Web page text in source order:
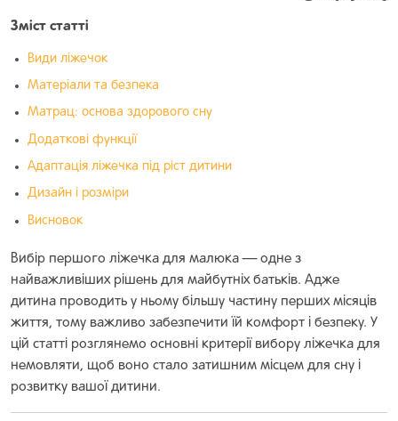
Зміст статті
Види ліжечок
Матеріали та безпека
Матрац: основа здорового сну
Додаткові функції
Адаптація ліжечка під ріст дитини
Дизайн і розміри
Висновок
Вибір першого ліжечка для малюка — одне з
найважливіших рішень для майбутніх батьків. Адже
дитина проводить у ньому більшу частину перших місяців
життя, тому важливо забезпечити їй комфорт і безпеку. У
цій статті розглянемо основні критерії вибору ліжечка для
немовляти, щоб воно стало затишним місцем для сну і
розвитку вашої дитини.